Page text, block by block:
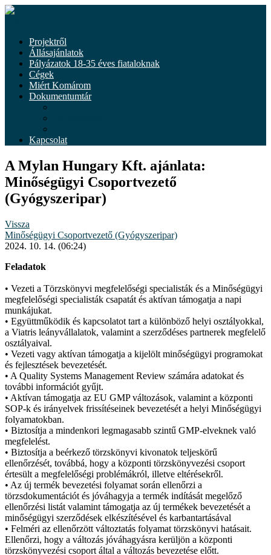
Tovább
Projektről
Állásajánlatok
Pályázatok 18-35 éves fiataloknak
Cégek
Miért Komárom
Dokumentumtár
Kapcsolat
A Mylan Hungary Kft. ajánlata:
Minőségügyi Csoportvezető
(Gyógyszeripar)
Vissza
Minőségügyi Csoportvezető (Gyógyszeripar)
2024. 10. 14. (06:24)
Feladatok
• Vezeti a Törzskönyvi megfelelőségi specialisták és a Minőségügyi
megfelelőségi specialisták csapatát és aktívan támogatja a napi
munkájukat.
• Együttműködik és kapcsolatot tart a különböző helyi osztályokkal,
a Viatris leányvállalatok, valamint a szerződéses partnerek megfelelő
osztályaival.
• Vezeti vagy aktívan támogatja a kijelölt minőségügyi programokat
és fejlesztések bevezetését.
• A Quality Systems Management Review számára adatokat és
további információt gyűjt.
• Aktívan támogatja az EU GMP változások, valamint a központi
SOP-k és irányelvek frissítéseinek bevezetését a helyi Minőségügyi
folyamatokban.
• Biztosítja a mindenkori legmagasabb szintű GMP-elveknek való
megfelelést.
• Biztosítja a beérkező törzskönyvi kivonatok teljeskörű
ellenőrzését, továbbá, hogy a központi törzskönyvezési csoport
értesült a megfelelőségi problémákról, illetve eltérésekről.
• Az új termék bevezetési folyamat során ellenőrzi a
törzsdokumentációt és jóváhagyja a termék indítását megelőző
ellenőrzési listát valamint támogatja az új termékek bevezetését a
minőségügyi szerződések elkészítésével és karbantartásával
• Felméri az ellenőrzött változtatás folyamat törzskönyvi hatásait.
Ellenőrzi, hogy a változás jóváhagyásra kerüljön a központi
törzskönyvezési csoport által a változás bevezetése előtt.